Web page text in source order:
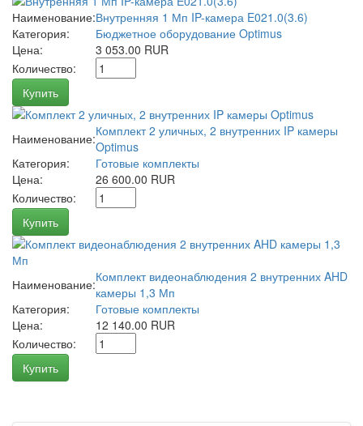
Наименование:Внутренняя 1 Мп IP-камера E021.0(3.6)
Категория:
Бюджетное оборудование Optimus
Цена:
3 053.00 RUR
Количество:
Купить
Наименование:Комплект 2 уличных, 2 внутренних IP камеры
Optimus
Категория:
Готовые комплекты
Цена:
26 600.00 RUR
Количество:
Купить
Наименование:Комплект видеонаблюдения 2 внутренних AHD
камеры 1,3 Мп
Категория:
Готовые комплекты
Цена:
12 140.00 RUR
Количество:
Купить